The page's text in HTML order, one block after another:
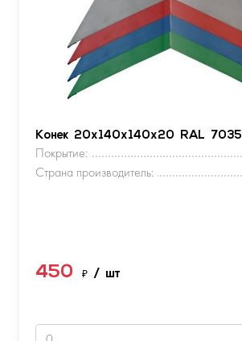
Конек 20х140х140х20 RAL 7035
Покрытие:
Страна производитель:
450 ₽ / шт